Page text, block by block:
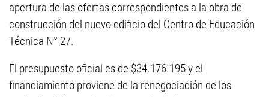
apertura de las ofertas correspondientes a la obra de
construcción del nuevo edificio del Centro de Educación
Técnica N° 27.
El presupuesto oficial es de $34.176.195 y el
financiamiento proviene de la renegociación de los